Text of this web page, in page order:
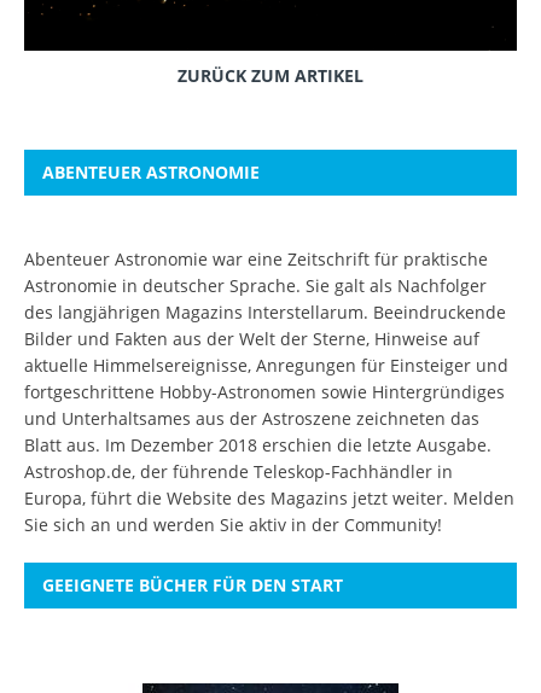
ZURÜCK ZUM ARTIKEL
ABENTEUER ASTRONOMIE
Abenteuer Astronomie war eine Zeitschrift für praktische
Astronomie in deutscher Sprache. Sie galt als Nachfolger
des langjährigen Magazins Interstellarum. Beeindruckende
Bilder und Fakten aus der Welt der Sterne, Hinweise auf
aktuelle Himmelsereignisse, Anregungen für Einsteiger und
fortgeschrittene Hobby-Astronomen sowie Hintergründiges
und Unterhaltsames aus der Astroszene zeichneten das
Blatt aus. Im Dezember 2018 erschien die letzte Ausgabe.
Astroshop.de, der führende Teleskop-Fachhändler in
Europa, führt die Website des Magazins jetzt weiter. Melden
Sie sich an und werden Sie aktiv in der Community!
GEEIGNETE BÜCHER FÜR DEN START